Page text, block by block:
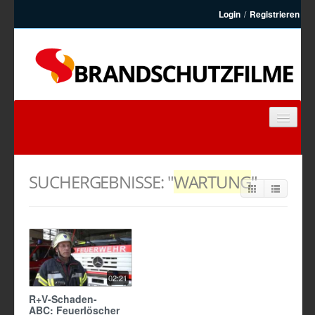
Login / Registrieren
ARTIKEL
REGISTRIEREN
SUCHERGEBNISSE: "WARTUNG"
02:21
R+V-Schaden-
ABC: Feuerlöscher